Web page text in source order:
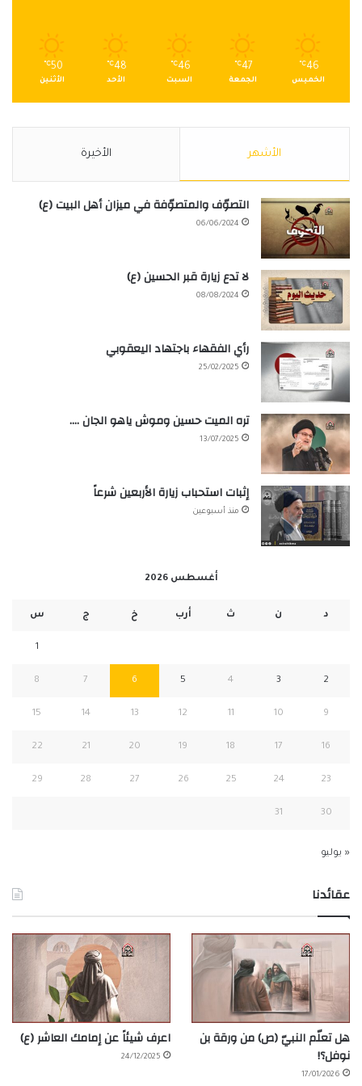
46
℃
الخميس
47
℃
الجمعة
46
℃
السبت
48
℃
الأحد
50
℃
الأثنين
الأشهر الأخيرة
التصوّف والمتصوّفة في ميزان أهل البيت (ع)
06/06/2024
لا تدع زيارة قبر الحسين (ع)
08/08/2024
رأي الفقهاء باجتهاد اليعقوبي
25/02/2025
تره الميت حسين وموش ياهو الجان ….
13/07/2025
إثبات استحباب زيارة الأربعين شرعاً
منذ أسبوعين
أغسطس 2026
د ن ث أرب خ ج س
1
2
3
4
5
6
7
8
9
10
11
12
13
14
15
16
17
18
19
20
21
22
23
24
25
26
27
28
29
30
31
« يوليو
عقائدنا
هل تعلّم النبيّ (ص) من ورقة بن
نوفل؟!
17/01/2026
اعرف شيئاً عن إمامك العاشر (ع)
24/12/2025